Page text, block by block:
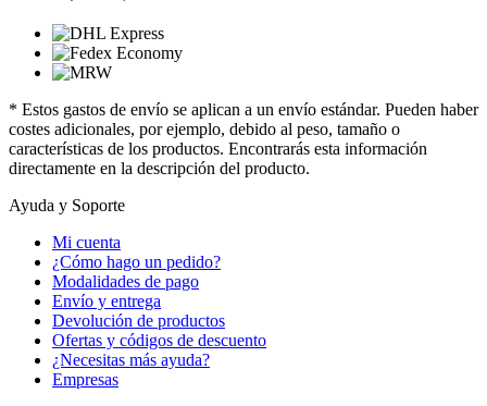
* Estos gastos de envío se aplican a un envío estándar. Pueden haber
costes adicionales, por ejemplo, debido al peso, tamaño o
características de los productos. Encontrarás esta información
directamente en la descripción del producto.
Ayuda y Soporte
Mi cuenta
¿Cómo hago un pedido?
Modalidades de pago
Envío y entrega
Devolución de productos
Ofertas y códigos de descuento
¿Necesitas más ayuda?
Empresas